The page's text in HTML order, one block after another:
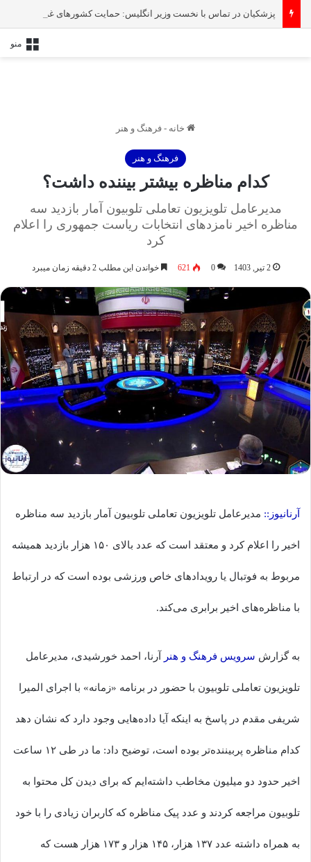
منو
خانه - فرهنگ و هنر
فرهنگ و هنر
کدام مناظره بیشتر بیننده داشت؟
مدیرعامل تلویزیون تعاملی تلوبیون آمار بازدید سه
مناظره اخیر نامزدهای انتخابات ریاست جمهوری را اعلام
کرد
2 تیر, 1403 0
621 خواندن این مطلب 2 دقیقه زمان میبرد
آرنانیوز:: مدیرعامل تلویزیون تعاملی تلوبیون آمار بازدید سه مناظره
اخیر را اعلام کرد و معتقد است که عدد بالای ۱۵۰ هزار بازدید همیشه
مربوط به فوتبال یا رویدادهای خاص ورزشی بوده است که در ارتباط
با مناظره‌های اخیر برابری می‌کند.
به گزارش سرویس فرهنگ و هنر آرنا، احمد خورشیدی، مدیرعامل
تلویزیون تعاملی تلوبیون با حضور در برنامه «زمانه» با اجرای المیرا
شریفی مقدم در پاسخ به اینکه آیا داده‌هایی وجود دارد که نشان دهد
کدام مناظره پربیننده‌تر بوده است، توضیح داد: ما در طی ۱۲ ساعت
اخیر حدود دو میلیون مخاطب داشته‌ایم که برای دیدن کل محتوا به
تلوبیون مراجعه کردند و عدد پیک مناظره که کاربران زیادی را با خود
به همراه داشته عدد ۱۳۷ هزار، ۱۴۵ هزار و ۱۷۳ هزار هست که